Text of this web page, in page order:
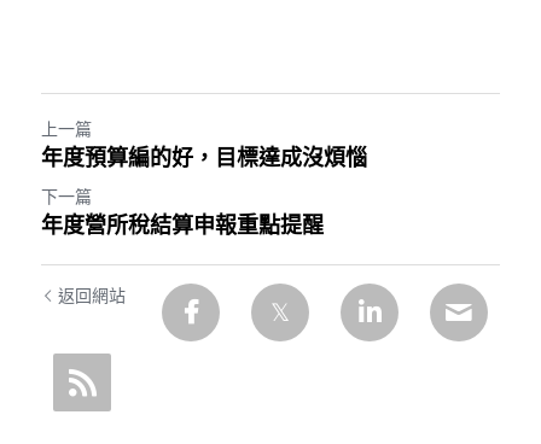
上一篇
年度預算編的好，目標達成沒煩惱
下一篇
年度營所稅結算申報重點提醒
返回網站